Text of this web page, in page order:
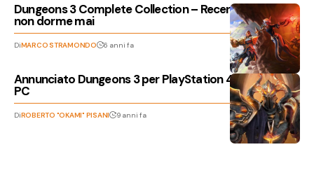
Dungeons 3 Complete Collection – Recensione, il Male
non dorme mai
DiMARCO STRAMONDO 6 anni fa
Annunciato Dungeons 3 per PlayStation 4, Xbox One e
PC
DiROBERTO "OKAMI" PISANI 9 anni fa